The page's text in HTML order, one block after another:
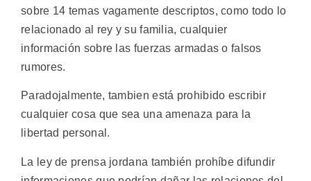
sobre 14 temas vagamente descriptos, como todo lo
relacionado al rey y su familia, cualquier
información sobre las fuerzas armadas o falsos
rumores.
Paradojalmente, tambien está prohibido escribir
cualquier cosa que sea una amenaza para la
libertad personal.
La ley de prensa jordana también prohíbe difundir